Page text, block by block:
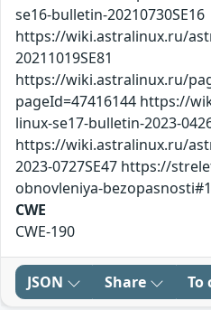
se16-bulletin-20210730SE16
https://wiki.astralinux.ru/
20211019SE81
https://wiki.astralinux.ru/
pageId=47416144 https://
linux-se17-bulletin-2023-
https://wiki.astralinux.ru/
2023-0727SE47 https://
obnovleniya-
CWE
CWE-190
JSON Share To